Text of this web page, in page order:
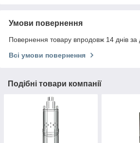
Умови повернення
Повернення товару впродовж 14 днів за
Всі умови повернення
Подібні товари компанії